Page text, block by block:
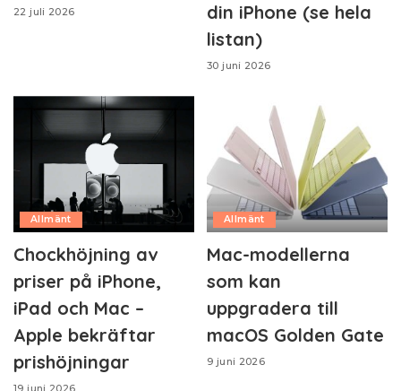
22 juli 2026
din iPhone (se hela
listan)
30 juni 2026
Allmänt
Chockhöjning av
priser på iPhone,
iPad och Mac –
Apple bekräftar
prishöjningar
19 juni 2026
Allmänt
Mac-modellerna
som kan
uppgradera till
macOS Golden Gate
9 juni 2026